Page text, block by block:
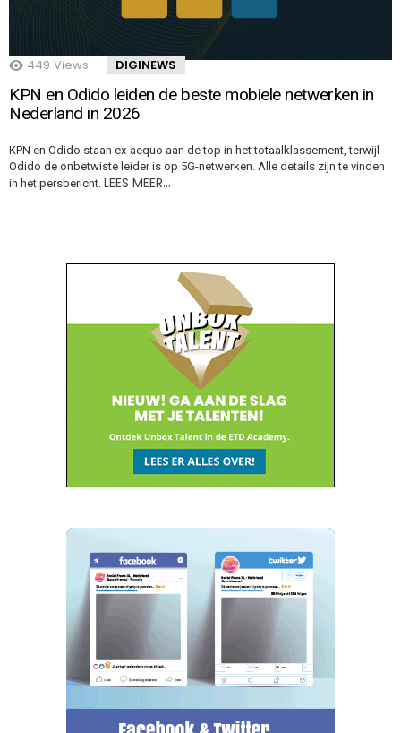
449 Views DIGINEWS
KPN en Odido leiden de beste mobiele netwerken in
Nederland in 2026
KPN en Odido staan ex-aequo aan de top in het totaalklassement, terwijl
Odido de onbetwiste leider is op 5G-netwerken. Alle details zijn te vinden
in het persbericht. LEES MEER…